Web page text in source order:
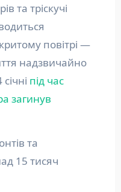
та тріскучі
повітрі —
надзвичайно
під час
загинув
та
15 тисяч